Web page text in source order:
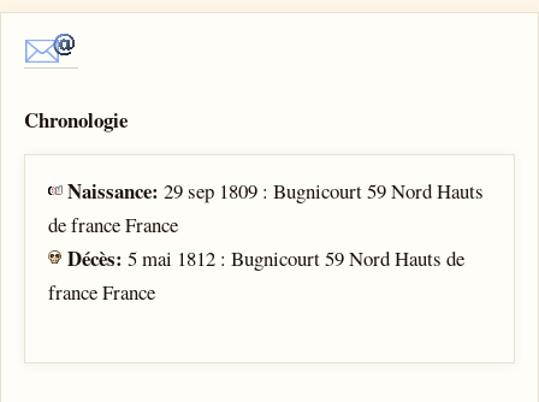
Chronologie
Naissance:29 sep 1809 : Bugnicourt 59 Nord Hauts
de france France
Décès:5 mai 1812 : Bugnicourt 59 Nord Hauts de
france France